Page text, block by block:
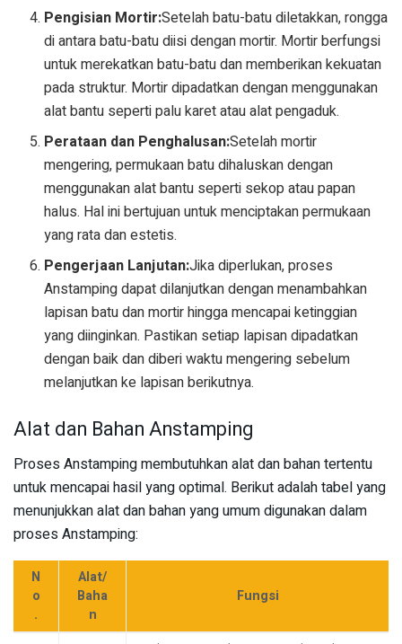
Pengisian Mortir:Setelah batu-batu diletakkan, rongga
di antara batu-batu diisi dengan mortir. Mortir berfungsi
untuk merekatkan batu-batu dan memberikan kekuatan
pada struktur. Mortir dipadatkan dengan menggunakan
alat bantu seperti palu karet atau alat pengaduk.
Perataan dan Penghalusan:Setelah mortir
mengering, permukaan batu dihaluskan dengan
menggunakan alat bantu seperti sekop atau papan
halus. Hal ini bertujuan untuk menciptakan permukaan
yang rata dan estetis.
Pengerjaan Lanjutan:Jika diperlukan, proses
Anstamping dapat dilanjutkan dengan menambahkan
lapisan batu dan mortir hingga mencapai ketinggian
yang diinginkan. Pastikan setiap lapisan dipadatkan
dengan baik dan diberi waktu mengering sebelum
melanjutkan ke lapisan berikutnya.
Alat dan Bahan Anstamping
Proses Anstamping membutuhkan alat dan bahan tertentu
untuk mencapai hasil yang optimal. Berikut adalah tabel yang
menunjukkan alat dan bahan yang umum digunakan dalam
proses Anstamping:
N
o
.
Alat/
Baha
n
Fungsi